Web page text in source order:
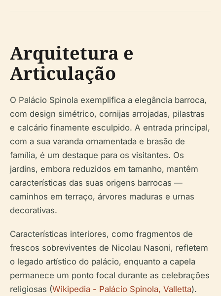
Arquitetura e
Articulação
O Palácio Spinola exemplifica a elegância barroca,
com design simétrico, cornijas arrojadas, pilastras
e calcário finamente esculpido. A entrada principal,
com a sua varanda ornamentada e brasão de
família, é um destaque para os visitantes. Os
jardins, embora reduzidos em tamanho, mantêm
características das suas origens barrocas —
caminhos em terraço, árvores maduras e urnas
decorativas.
Características interiores, como fragmentos de
frescos sobreviventes de Nicolau Nasoni, refletem
o legado artístico do palácio, enquanto a capela
permanece um ponto focal durante as celebrações
religiosas (Wikipedia - Palácio Spinola, Valletta).